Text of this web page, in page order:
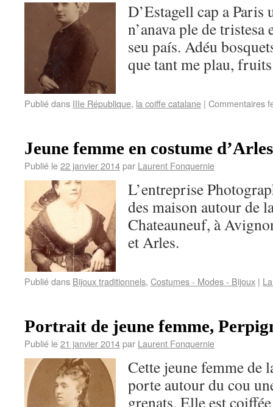
D’Estagell cap a Paris
n’anava ple de tristesa
seu país. Adéu
que tant me plau,
Publié dans IIIe République, la coiffe catalane | Commentaires
Jeune femme en costume
Publié le22 janvier 2014par Laurent Fonquernie
L’entreprise
des maison autour de
Chateauneuf, à
et Arles.
Publié dans Bijoux traditionnels, Costumes - Modes - Bijoux |
Portrait de jeune femme,
Publié le21 janvier 2014par Laurent Fonquernie
Cette jeune femme de
porte autour du cou
grenats. Elle est